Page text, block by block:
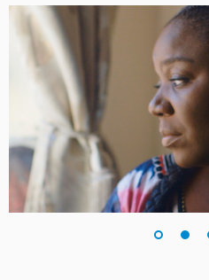
Spain
Sweden
Chinese Taipei
Turkey
Ukraine